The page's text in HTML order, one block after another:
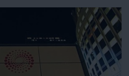
em limpezas étnicas para
as comunidades
direitos durante os
colonialismos associam-se.